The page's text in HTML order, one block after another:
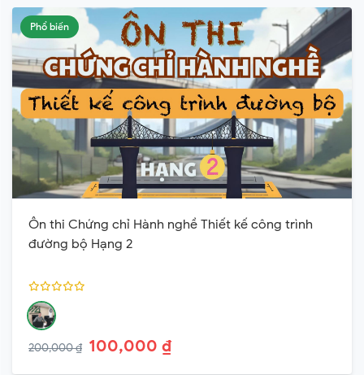
Phổ biến
Ôn thi Chứng chỉ Hành nghề Thiết kế công trình
đường bộ Hạng 2
200,000 ₫ 100,000 ₫